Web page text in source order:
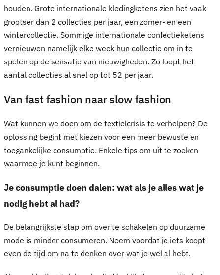
houden. Grote internationale kledingketens zien het vaak
grootser dan 2 collecties per jaar, een zomer- en een
wintercollectie. Sommige internationale confectieketens
vernieuwen namelijk elke week hun collectie om in te
spelen op de sensatie van nieuwigheden. Zo loopt het
aantal collecties al snel op tot 52 per jaar.
Van fast fashion naar slow fashion
Wat kunnen we doen om de textielcrisis te verhelpen? De
oplossing begint met kiezen voor een meer bewuste en
toegankelijke consumptie. Enkele tips om uit te zoeken
waarmee je kunt beginnen.
Je consumptie doen dalen: wat als je alles wat je
nodig hebt al had?
De belangrijkste stap om over te schakelen op duurzame
mode is minder consumeren. Neem voordat je iets koopt
even de tijd om na te denken over wat je wel al hebt.